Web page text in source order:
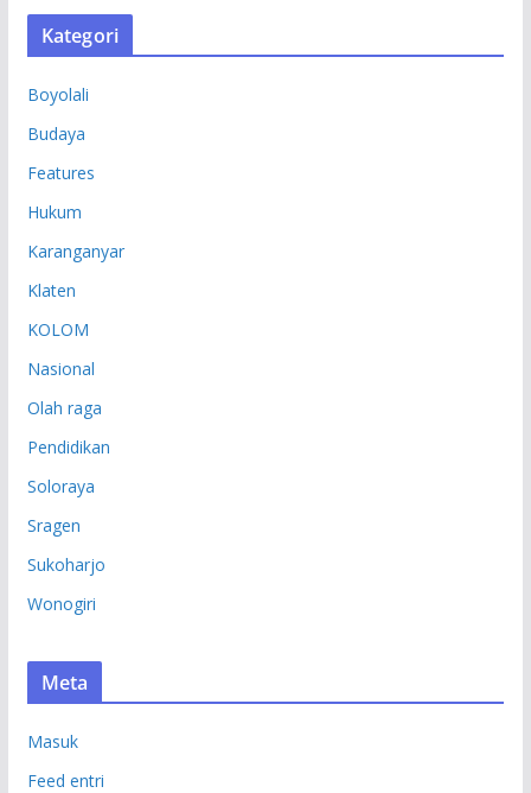
S
Kategori
Boyolali
Budaya
Features
Hukum
Karanganyar
Klaten
KOLOM
Nasional
Olah raga
Pendidikan
Soloraya
Sragen
Sukoharjo
Wonogiri
Meta
Masuk
Feed entri